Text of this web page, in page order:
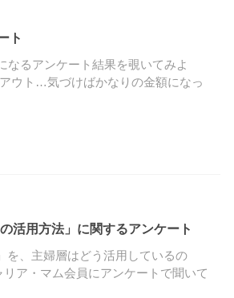
ト
なるアンケート結果を覗いてみよ
ウト…気づけばかなりの金額になっ
活用方法」に関するアンケート
を、主婦層はどう活用しているの
ア・マム会員にアンケートで聞いて